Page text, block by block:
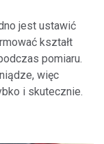
jest ustawić
kształt
pomiaru.
więc
i skutecznie.